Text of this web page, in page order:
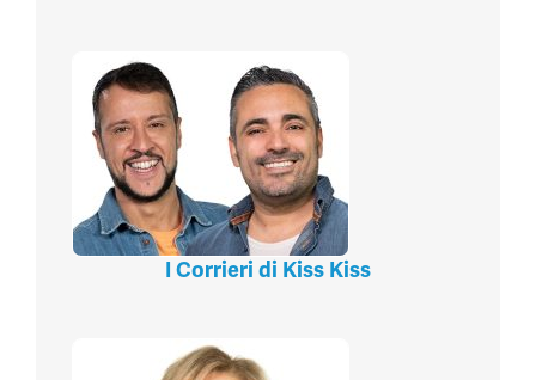
I Corrieri di Kiss Kiss